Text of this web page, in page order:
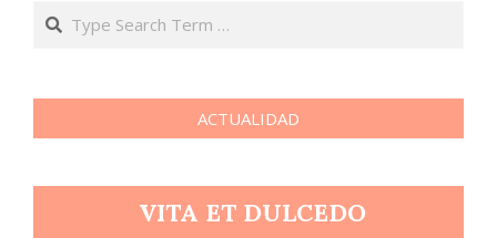
Search
ACTUALIDAD
VITA ET DULCEDO